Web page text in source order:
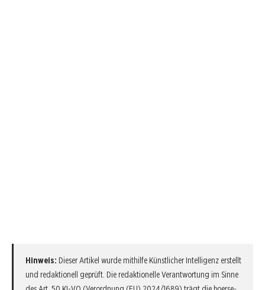
Hinweis: Dieser Artikel wurde mithilfe Künstlicher Intelligenz erstellt
und redaktionell geprüft. Die redaktionelle Verantwortung im Sinne